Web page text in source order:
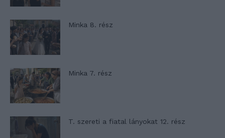
Minka 8. rész
Minka 7. rész
T. szereti a fiatal lányokat 12. rész